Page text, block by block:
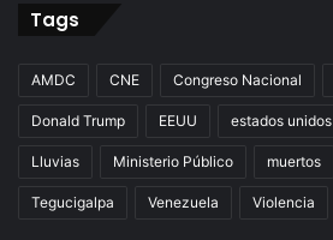
Tags
AMDC CNE Congreso Nacional
Donald Trump EEUU estados unidos
Lluvias Ministerio Público muertos
Tegucigalpa Venezuela Violencia